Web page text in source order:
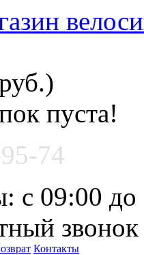
пуста!
74
с 09:00 до
звонок
Контакты